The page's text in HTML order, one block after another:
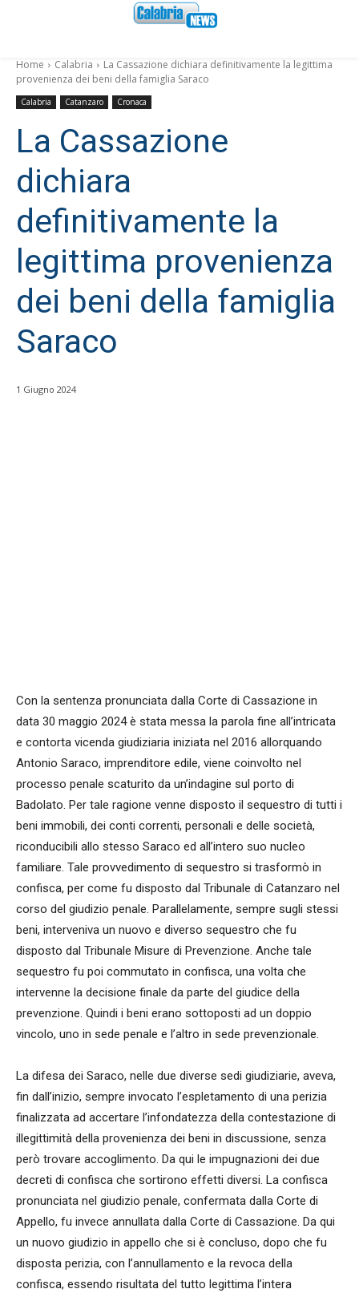
Home Calabria
La Cassazione dichiara definitivamente la legittima
provenienza dei beni della famiglia Saraco
Calabria Catanzaro Cronaca
La Cassazione
dichiara
definitivamente la
legittima provenienza
dei beni della famiglia
Saraco
1 Giugno 2024
Con la sentenza pronunciata dalla Corte di Cassazione in
data 30 maggio 2024 è stata messa la parola fine all’intricata
e contorta vicenda giudiziaria iniziata nel 2016 allorquando
Antonio Saraco, imprenditore edile, viene coinvolto nel
processo penale scaturito da un’indagine sul porto di
Badolato. Per tale ragione venne disposto il sequestro di tutti i
beni immobili, dei conti correnti, personali e delle società,
riconducibili allo stesso Saraco ed all’intero suo nucleo
familiare. Tale provvedimento di sequestro si trasformò in
confisca, per come fu disposto dal Tribunale di Catanzaro nel
corso del giudizio penale. Parallelamente, sempre sugli stessi
beni, interveniva un nuovo e diverso sequestro che fu
disposto dal Tribunale Misure di Prevenzione. Anche tale
sequestro fu poi commutato in confisca, una volta che
intervenne la decisione finale da parte del giudice della
prevenzione. Quindi i beni erano sottoposti ad un doppio
vincolo, uno in sede penale e l’altro in sede prevenzionale.
La difesa dei Saraco, nelle due diverse sedi giudiziarie, aveva,
fin dall’inizio, sempre invocato l’espletamento di una perizia
finalizzata ad accertare l’infondatezza della contestazione di
illegittimità della provenienza dei beni in discussione, senza
però trovare accoglimento. Da qui le impugnazioni dei due
decreti di confisca che sortirono effetti diversi. La confisca
pronunciata nel giudizio penale, confermata dalla Corte di
Appello, fu invece annullata dalla Corte di Cassazione. Da qui
un nuovo giudizio in appello che si è concluso, dopo che fu
disposta perizia, con l’annullamento e la revoca della
confisca, essendo risultata del tutto legittima l’intera